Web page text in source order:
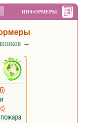
ИНФОРМЕРЫ
→